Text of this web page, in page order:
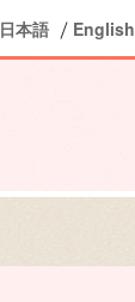
日本語 English